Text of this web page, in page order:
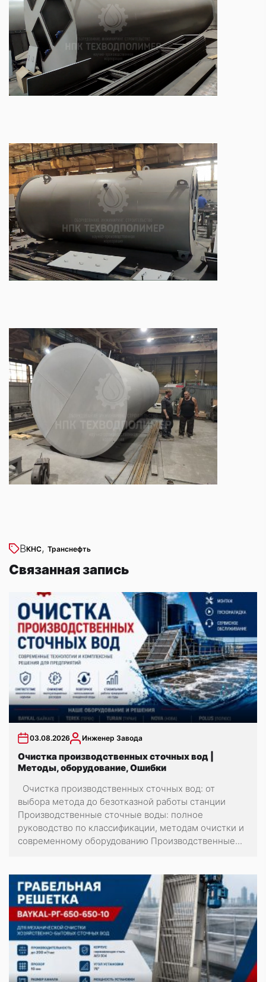
ВКНС, Транснефть
Связанная запись
03.08.2026 Инженер Завода
Очистка производственных сточных вод |
Методы, оборудование, Ошибки
Очистка производственных сточных вод: от
выбора метода до безотказной работы станции
Производственные сточные воды: полное
руководство по классификации, методам очистки и
современному оборудованию Производственные...